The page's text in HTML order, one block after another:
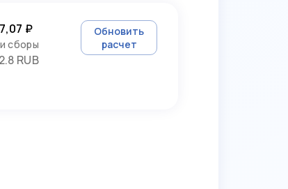
₽
сборы
RUB
Обновить
расчет